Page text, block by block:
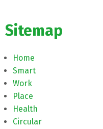
Sitemap
Home
Smart
Work
Place
Health
Circular